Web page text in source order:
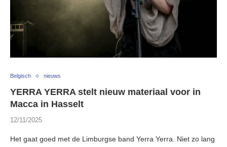
Belgisch nieuws
YERRA YERRA stelt nieuw materiaal voor in
Macca in Hasselt
12/11/2025
Het gaat goed met de Limburgse band Yerra Yerra. Niet zo lang